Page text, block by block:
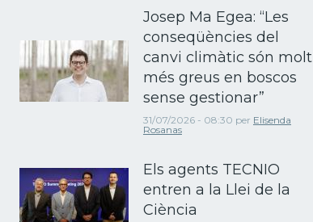
Josep Ma Egea: “Les
conseqüències del
canvi climàtic són molt
més greus en boscos
sense gestionar”
31/07/2026 - 08:30 per Elisenda
Rosanas
Els agents TECNIO
entren a la Llei de la
Ciència